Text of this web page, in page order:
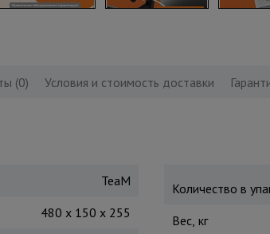
(0) Условия и стоимость доставки
TeaM
480 х 150 х 255
Количество в
Вес, кг